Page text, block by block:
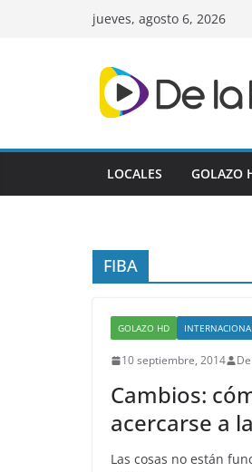
jueves, agosto 6, 2026
LOCALES GOLAZO
FIBA
GOLAZO HD
10 septiembre, 2014
Cambios:
acercarse a
Las cosas no están